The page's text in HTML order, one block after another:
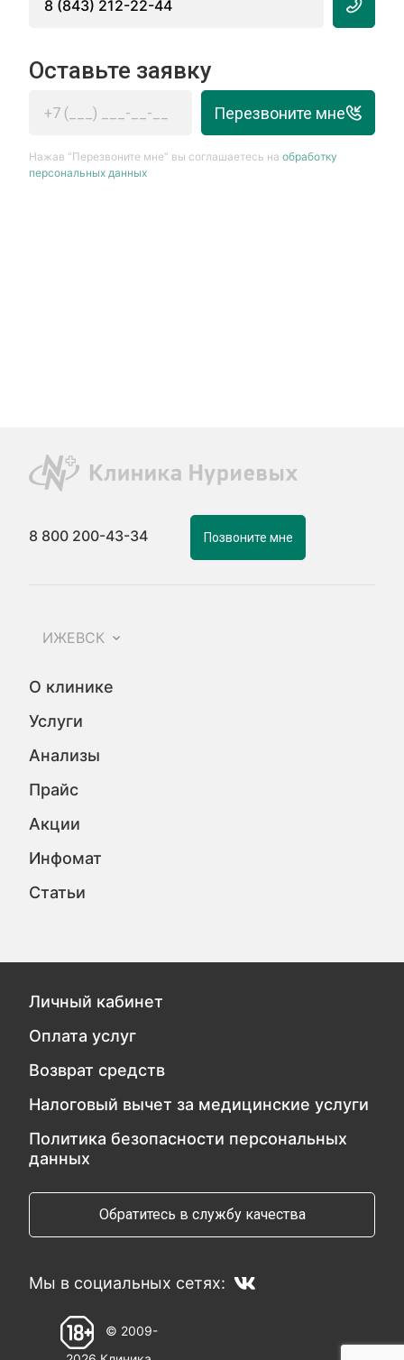
8 (843) 212-22-44
Оставьте заявку
Перезвоните мне
Нажав “Перезвоните мне” вы соглашаетесь наобработку
персональных данных
8 800 200-43-34 Позвоните мне
ИЖЕВСК
О клинике
Услуги
Анализы
Прайс
Акции
Инфомат
Статьи
Личный кабинет
Оплата услуг
Возврат средств
Налоговый вычет за медицинские услуги
Политика безопасности персональных
данных
Обратитесь в службу качества
Мы в социальных сетях:
© 2009-